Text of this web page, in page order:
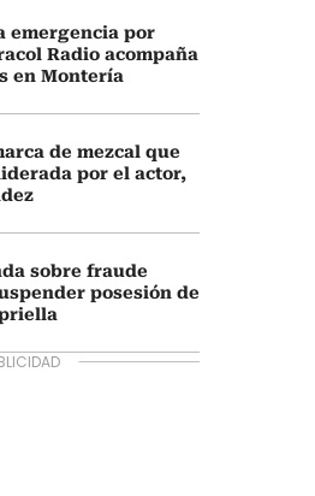
emergencia por
Radio acompaña
en Montería
de mezcal que
por el actor,
sobre fraude
posesión de